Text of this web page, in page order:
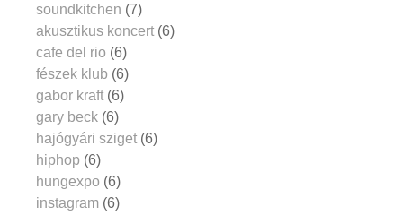
soundkitchen (7)
akusztikus koncert (6)
cafe del rio (6)
fészek klub (6)
gabor kraft (6)
gary beck (6)
hajógyári sziget (6)
hiphop (6)
hungexpo (6)
instagram (6)